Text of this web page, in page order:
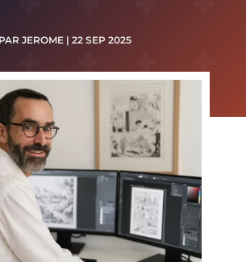
PARJEROME |22 SEP 2025